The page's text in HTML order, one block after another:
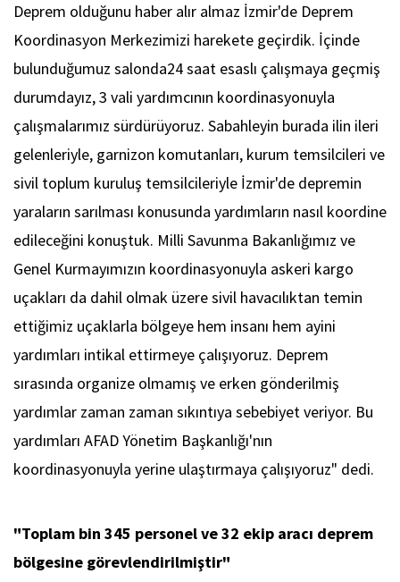
Deprem olduğunu haber alır almaz İzmir'de Deprem
Koordinasyon Merkezimizi harekete geçirdik. İçinde
bulunduğumuz salonda24 saat esaslı çalışmaya geçmiş
durumdayız, 3 vali yardımcının koordinasyonuyla
çalışmalarımız sürdürüyoruz. Sabahleyin burada ilin ileri
gelenleriyle, garnizon komutanları, kurum temsilcileri ve
sivil toplum kuruluş temsilcileriyle İzmir'de depremin
yaraların sarılması konusunda yardımların nasıl koordine
edileceğini konuştuk. Milli Savunma Bakanlığımız ve
Genel Kurmayımızın koordinasyonuyla askeri kargo
uçakları da dahil olmak üzere sivil havacılıktan temin
ettiğimiz uçaklarla bölgeye hem insanı hem ayini
yardımları intikal ettirmeye çalışıyoruz. Deprem
sırasında organize olmamış ve erken gönderilmiş
yardımlar zaman zaman sıkıntıya sebebiyet veriyor. Bu
yardımları AFAD Yönetim Başkanlığı'nın
koordinasyonuyla yerine ulaştırmaya çalışıyoruz" dedi.
"Toplam bin 345 personel ve 32 ekip aracı deprem
bölgesine görevlendirilmiştir"